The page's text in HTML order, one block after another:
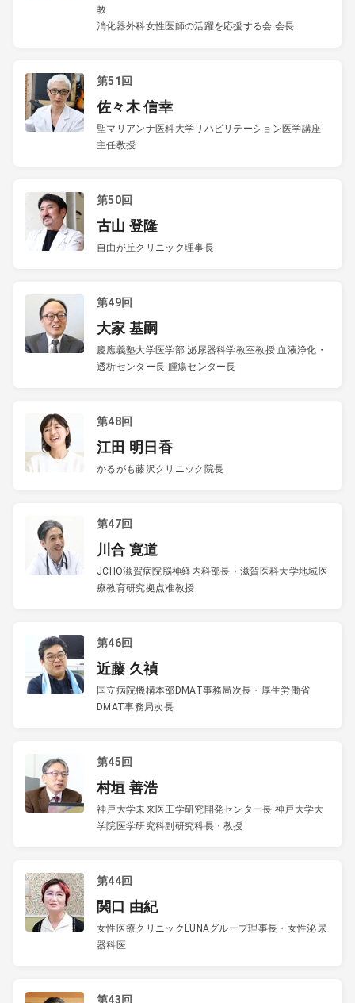
教
消化器外科女性医師の活躍を応援する会 会長
第51回
佐々木 信幸
聖マリアンナ医科大学リハビリテーション医学講座
主任教授
第50回
古山 登隆
自由が丘クリニック理事長
第49回
大家 基嗣
慶應義塾大学医学部 泌尿器科学教室教授 血液浄化・
透析センター長 腫瘍センター長
第48回
江田 明日香
かるがも藤沢クリニック院長
第47回
川合 寛道
JCHO滋賀病院脳神経内科部長・滋賀医科大学地域医
療教育研究拠点准教授
第46回
近藤 久禎
国立病院機構本部DMAT事務局次長・厚生労働省
DMAT事務局次長
第45回
村垣 善浩
神戸大学未来医工学研究開発センター長 神戸大学大
学院医学研究科副研究科長・教授
第44回
関口 由紀
女性医療クリニックLUNAグループ理事長・女性泌尿
器科医
第43回